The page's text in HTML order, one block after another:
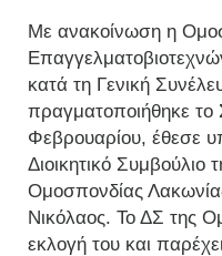
Με ανακοίνωση η
κατά τη Γενική
πραγματοποιήθηκε
Φεβρουαρίου, έθεσε
Διοικητικό
Ομοσπονδίας
Νικόλαος. Το ΔΣ της
εκλογή του και